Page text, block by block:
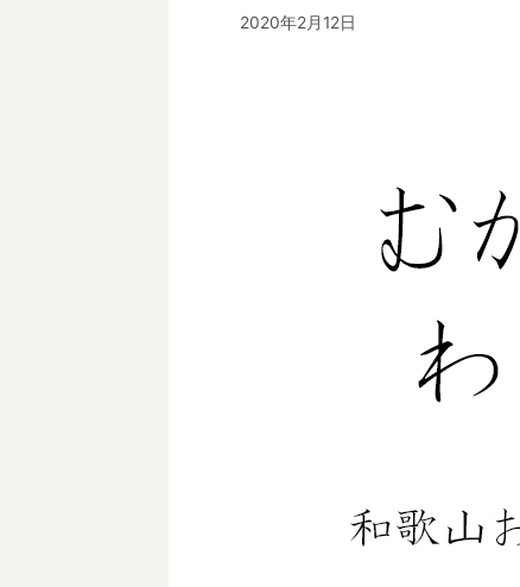
2020年2月12日